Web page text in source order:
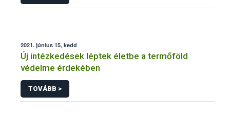
2021. június 15, kedd
Új intézkedések léptek életbe a termőföld
védelme érdekében
TOVÁBB >